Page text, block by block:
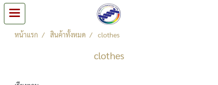
หน้าแรก สินค้าทั้งหมด clothes
clothes